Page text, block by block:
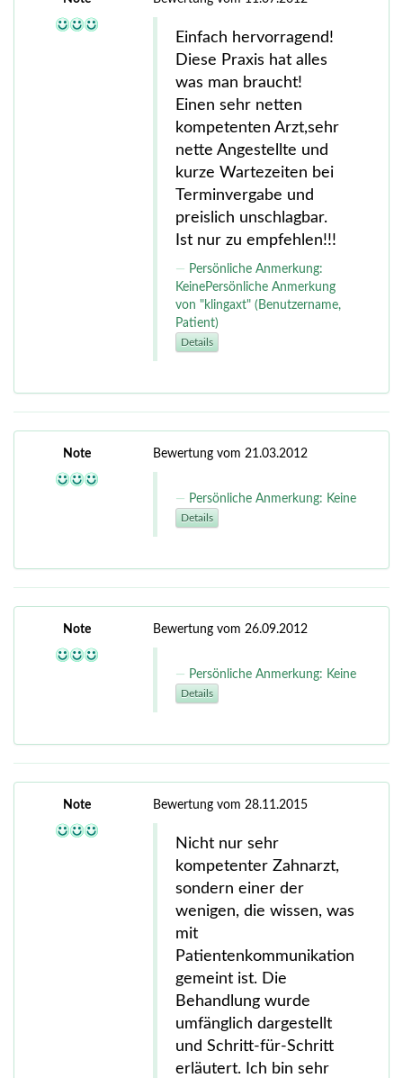
Einfach hervorragend!
Diese Praxis hat alles
was man braucht!
Einen sehr netten
kompetenten Arzt,sehr
nette Angestellte und
kurze Wartezeiten bei
Terminvergabe und
preislich unschlagbar.
Ist nur zu empfehlen!!!
Persönliche Anmerkung:
KeinePersönliche Anmerkung
von "klingaxt" (Benutzername,
Patient)
Details
Note Bewertung vom 21.03.2012
Persönliche Anmerkung: Keine
Details
Note Bewertung vom 26.09.2012
Persönliche Anmerkung: Keine
Details
Note Bewertung vom 28.11.2015
Nicht nur sehr
kompetenter Zahnarzt,
sondern einer der
wenigen, die wissen, was
mit
Patientenkommunikation
gemeint ist. Die
Behandlung wurde
umfänglich dargestellt
und Schritt-für-Schritt
erläutert. Ich bin sehr